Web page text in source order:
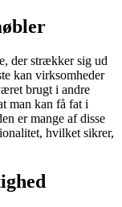
der strækker sig ud
kan virksomheder
brugt i andre
man kan få fat i
er mange af disse
hvilket sikrer,